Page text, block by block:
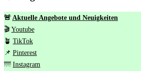
🚨 Aktuelle Angebote und Neuigkeiten
🎬Youtube
🪴 TikTok
📌 Pinterest
🌁Instagram